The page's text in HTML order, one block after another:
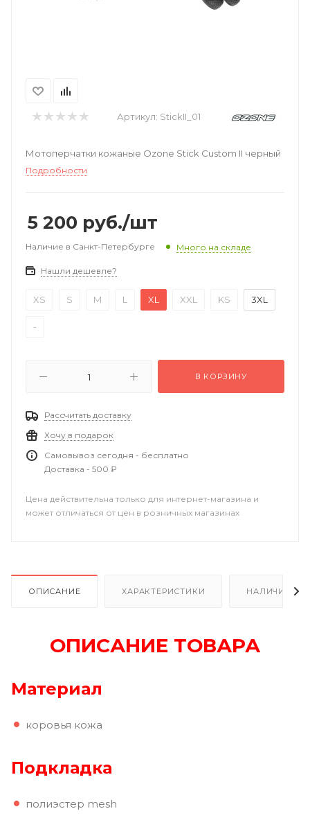
Артикул: StickII_01
Мотоперчатки кожаные Ozone Stick Custom II черный
Подробности
5 200 руб./шт
Наличие в Санкт-Петербурге Много на складе
Нашли дешевле?
XS S M L XL XXL KS 3XL
-
В КОРЗИНУ
Рассчитать доставку
Хочу в подарок
Самовывоз сегодня - бесплатно
Доставка - 500 ₽
Цена действительна только для интернет-магазина и
может отличаться от цен в розничных магазинах
ОПИСАНИЕ ХАРАКТЕРИСТИКИ НАЛИЧИЕ В
ОПИСАНИЕ ТОВАРА
Материал
коровья кожа
Подкладка
полиэстер mesh